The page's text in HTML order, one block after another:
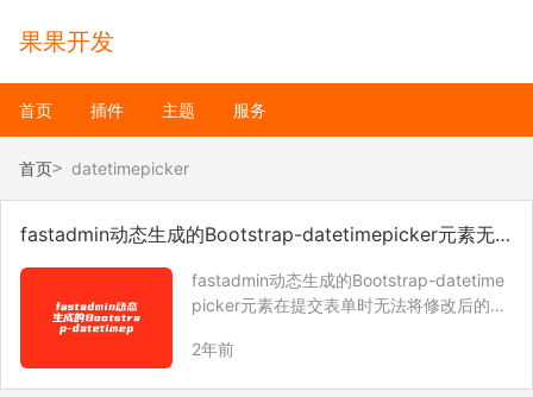
果果开发
首页 插件 主题 服务
首页 datetimepicker
fastadmin动态生成的Bootstrap-datetimepicker元素无
法赋值
fastadmin动态生成的Bootstrap-datetime
picker元素在提交表单时无法将修改后的时
ocument).on(“fa.event.appendfieldlist”,
2年前